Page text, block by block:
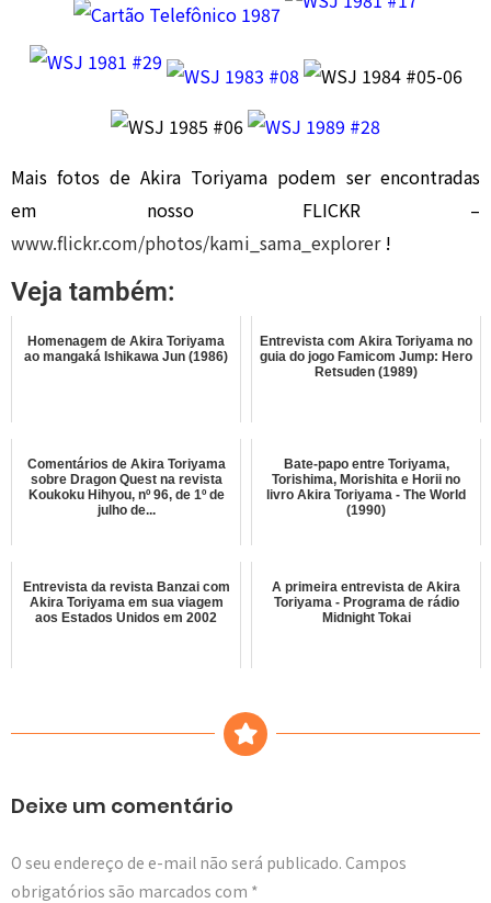
Mais fotos de Akira Toriyama podem ser encontradas
em nosso FLICKR –
www.flickr.com/photos/kami_sama_explorer!
Veja também:
Homenagem de Akira Toriyama
ao mangaká Ishikawa Jun (1986)
Entrevista com Akira Toriyama no
guia do jogo Famicom Jump: Hero
Retsuden (1989)
Comentários de Akira Toriyama
sobre Dragon Quest na revista
Koukoku Hihyou, nº 96, de 1º de
julho de...
Bate-papo entre Toriyama,
Torishima, Morishita e Horii no
livro Akira Toriyama - The World
(1990)
Entrevista da revista Banzai com
Akira Toriyama em sua viagem
aos Estados Unidos em 2002
A primeira entrevista de Akira
Toriyama - Programa de rádio
Midnight Tokai
Deixe um comentário
O seu endereço de e-mail não será publicado. Campos
obrigatórios são marcados com *